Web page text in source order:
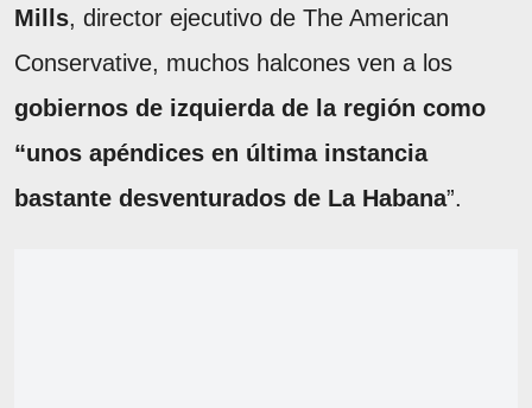
Mills, director ejecutivo de The American
Conservative, muchos halcones ven a los
gobiernos de izquierda de la región como
“unos apéndices en última instancia
bastante desventurados de La Habana”.